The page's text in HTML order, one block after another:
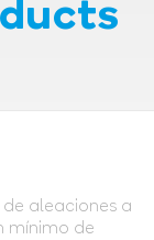
aleaciones a
mínimo de